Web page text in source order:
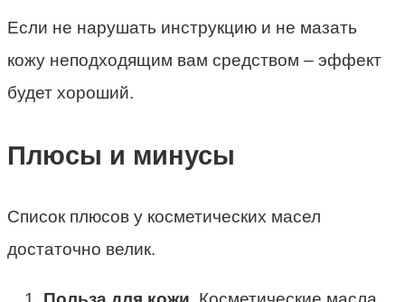
Если не нарушать инструкцию и не мазать
кожу неподходящим вам средством – эффект
будет хороший.
Плюсы и минусы
Список плюсов у косметических масел
достаточно велик.